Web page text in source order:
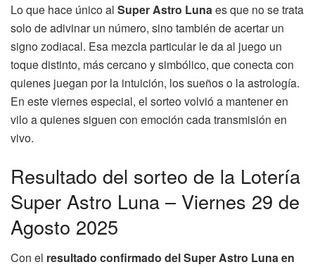
Lo que hace único al Super Astro Lunaes que no se trata
solo de adivinar un número, sino también de acertar un
signo zodiacal. Esa mezcla particular le da al juego un
toque distinto, más cercano y simbólico, que conecta con
quienes juegan por la intuición, los sueños o la astrología.
En este viernes especial, el sorteo volvió a mantener en
vilo a quienes siguen con emoción cada transmisión en
vivo.
Resultado del sorteo de la Lotería
Super Astro Luna – Viernes 29 de
Agosto 2025
Con el resultado confirmado del Super Astro Luna en